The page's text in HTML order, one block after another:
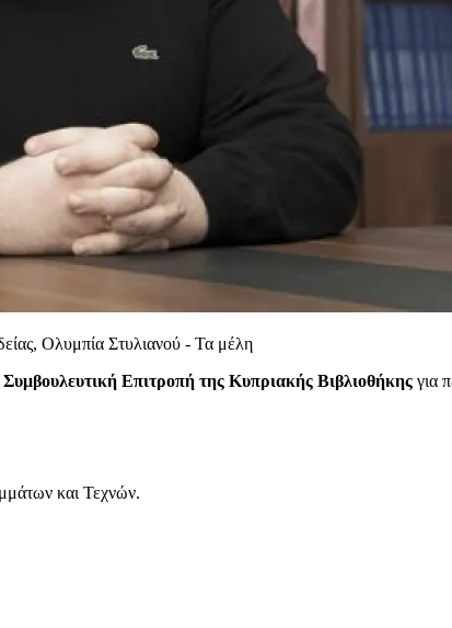
Ολυμπία Στυλιανού - Τα μέλη
Συμβουλευτική Επιτροπή της Κυπριακής Βιβλιοθήκης για
και Τεχνών.